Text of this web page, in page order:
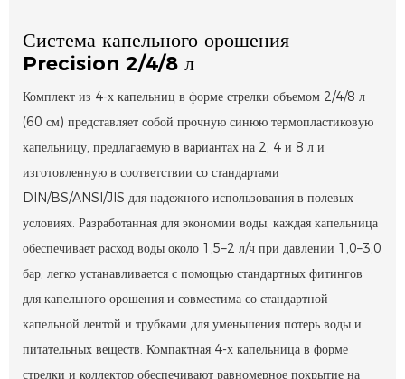
Система капельного орошения
Precision 2/4/8 л
Комплект из 4-х капельниц в форме стрелки объемом 2/4/8 л
(60 см) представляет собой прочную синюю термопластиковую
капельницу, предлагаемую в вариантах на 2, 4 и 8 л и
изготовленную в соответствии со стандартами
DIN/BS/ANSI/JIS для надежного использования в полевых
условиях. Разработанная для экономии воды, каждая капельница
обеспечивает расход воды около 1,5–2 л/ч при давлении 1,0–3,0
бар, легко устанавливается с помощью стандартных фитингов
для капельного орошения и совместима со стандартной
капельной лентой и трубками для уменьшения потерь воды и
питательных веществ. Компактная 4-х капельница в форме
стрелки и коллектор обеспечивают равномерное покрытие на